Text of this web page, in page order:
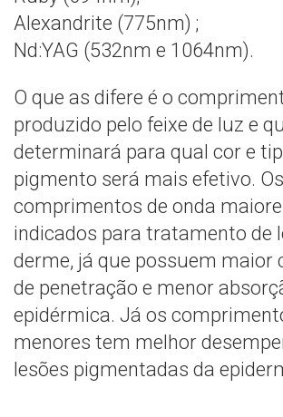
Alexandrite (775nm) ;
Nd:YAG (532nm e 1064nm).
O que as difere é o
produzido pelo feixe de luz e
determinará para qual cor e
pigmento será mais efetivo. Os
comprimentos de onda
indicados para tratamento de
derme, já que possuem maior
de penetração e menor
epidérmica. Já os
menores tem melhor
lesões pigmentadas da